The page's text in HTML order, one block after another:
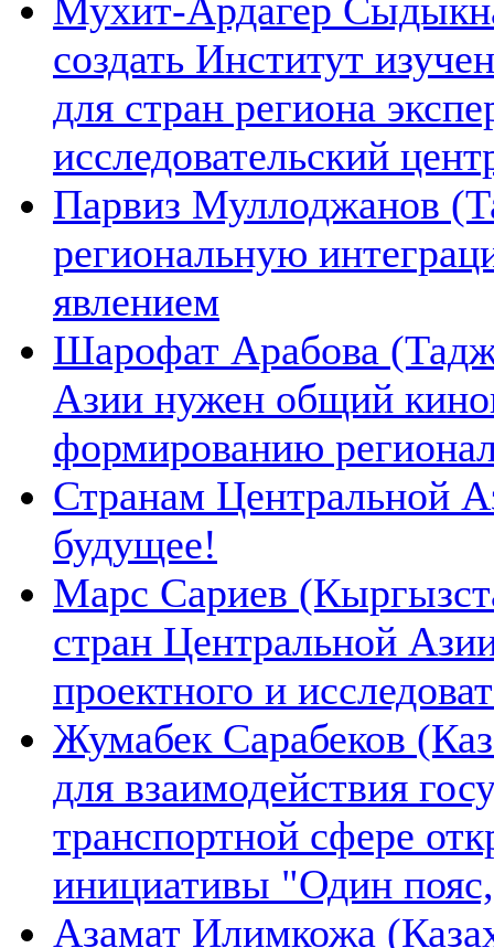
Мухит-Ардагер
создать Институт
для стран региона
исследовательский
Парвиз Муллоджанов
региональную
явлением
Шарофат Арабова
Азии нужен общий
формированию
Странам Центральной
будущее!
Марс Сариев
стран Центральной
проектного и
Жумабек Сарабеков
для взаимодействия
транспортной сфере
инициативы "Один
Азамат Илимкожа